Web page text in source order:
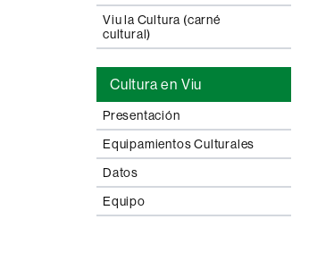
Viu la Cultura (carné
cultural)
Cultura en Viu
Presentación
Equipamientos Culturales
Datos
Equipo